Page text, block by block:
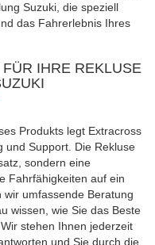
Suzuki, die speziell
das Fahrerlebnis Ihres
IHRE REKLUSE
Produkts legt Extracross
und Support. Die Rekluse
sondern eine
Fahrfähigkeiten auf ein
umfassende Beratung
wissen, wie Sie das Beste
stehen Ihnen jederzeit
und Sie durch die